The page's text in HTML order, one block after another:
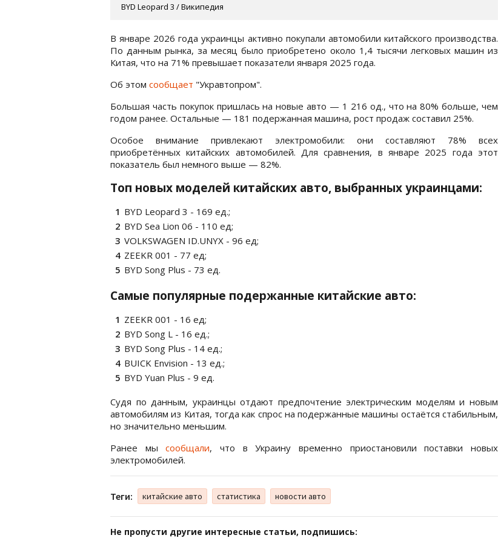
BYD Leopard 3 / Википедия
В январе 2026 года украинцы активно покупали автомобили китайского производства.
По данным рынка, за месяц было приобретено около 1,4 тысячи легковых машин из
Китая, что на 71% превышает показатели января 2025 года.
Об этом сообщает "Укравтопром".
Большая часть покупок пришлась на новые авто — 1 216 од., что на 80% больше, чем
годом ранее. Остальные — 181 подержанная машина, рост продаж составил 25%.
Особое внимание привлекают электромобили: они составляют 78% всех
приобретённых китайских автомобилей. Для сравнения, в январе 2025 года этот
показатель был немного выше — 82%.
Топ новых моделей китайских авто, выбранных украинцами:
BYD Leopard 3 - 169 ед.;
BYD Sea Lion 06 - 110 ед;
VOLKSWAGEN ID.UNYX - 96 ед;
ZEEKR 001 - 77 ед;
BYD Song Plus - 73 ед.
Самые популярные подержанные китайские авто:
ZEEKR 001 - 16 ед;
BYD Song L - 16 ед.;
BYD Song Plus - 14 ед.;
BUICK Envision - 13 ед.;
BYD Yuan Plus - 9 ед.
Судя по данным, украинцы отдают предпочтение электрическим моделям и новым
автомобилям из Китая, тогда как спрос на подержанные машины остаётся стабильным,
но значительно меньшим.
Ранее мысообщали, что в Украину временно приостановили поставки новых
электромобилей.
Теги: китайские авто статистика новости авто
Не пропусти другие интересные статьи, подпишись: